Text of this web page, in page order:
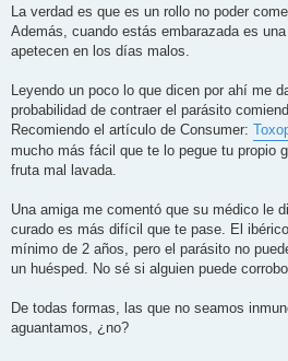
n
a
j
La verdad es que es un rollo no poder
Además, cuando estás embarazada es
apetecen en los días malos.
Leyendo un poco lo que dicen por ahí me
probabilidad de contraer el parásito
Recomiendo el artículo de Consumer:
mucho más fácil que te lo pegue tu propio
fruta mal lavada.
Una amiga me comentó que su médico le
curado es más difícil que te pase. El
mínimo de 2 años, pero el parásito no
un huésped. No sé si alguien puede
De todas formas, las que no seamos
aguantamos, ¿no?